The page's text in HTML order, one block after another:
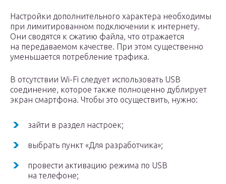
Настройки дополнительного характера необходимы
при лимитированном подключении к интернету.
Они сводятся к сжатию файла, что отражается
на передаваемом качестве. При этом существенно
уменьшается потребление трафика.
В отсутствии Wi-Fi следует использовать USB
соединение, которое также полноценно дублирует
экран смартфона. Чтобы это осуществить, нужно:
зайти в раздел настроек;
выбрать пункт «Для разработчика»;
провести активацию режима по USB
на телефоне;